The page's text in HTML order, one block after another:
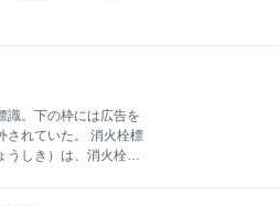
は3変数の
戦研究所所長として研
」という日米開戦とな
では船舶の喪失が生産
ること、ソ連とアメ
はソ連極東地方の米
など実際の太平洋戦争
「続兵術随想」による
識。下の枠には広告を
されていた。 消火栓標
うしき）は、消火栓標